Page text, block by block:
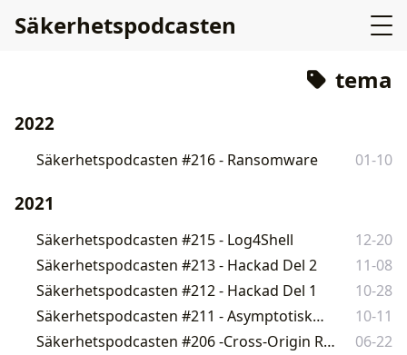
Säkerhetspodcasten
tema
2022
Säkerhetspodcasten #216 - Ransomware 01-10
2021
Säkerhetspodcasten #215 - Log4Shell
12-20
Säkerhetspodcasten #213 - Hackad Del 2
11-08
Säkerhetspodcasten #212 - Hackad Del 1
10-28
Säkerhetspodcasten #211 - Asymptotiska Risker
10-11
Säkerhetspodcasten #206 -Cross-Origin Resource Sharing (CORS)
06-22